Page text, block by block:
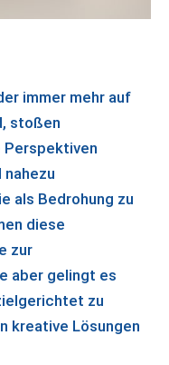
immer mehr auf
stoßen
als Bedrohung zu
diese
zur
aber gelingt es
zu
kreative Lösungen